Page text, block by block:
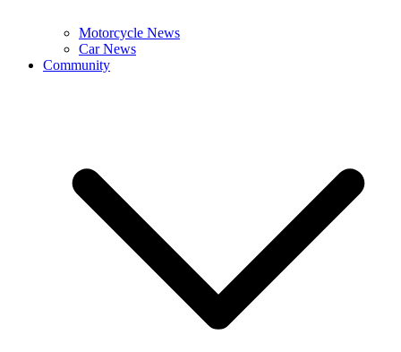
Motorcycle News
Car News
Community